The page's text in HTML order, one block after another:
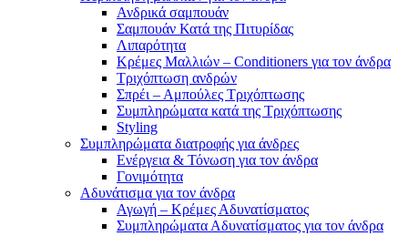
Ανδρικά σαμπουάν
Σαμπουάν Κατά της Πιτυρίδας
Λιπαρότητα
Κρέμες Μαλλιών – Conditioners για τον άνδρα
Τριχόπτωση ανδρών
Σπρέι – Αμπούλες Τριχόπτωσης
Συμπληρώματα κατά της Τριχόπτωσης
Styling
Συμπληρώματα διατροφής για άνδρες
Ενέργεια & Τόνωση για τον άνδρα
Γονιμότητα
Αδυνάτισμα για τον άνδρα
Αγωγή – Κρέμες Αδυνατίσματος
Συμπληρώματα Αδυνατίσματος για τον άνδρα